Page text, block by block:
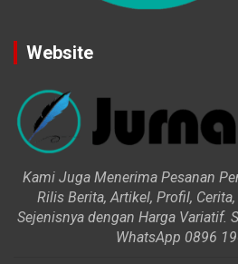
Website
Kami Juga Menerima Pesanan
Rilis Berita, Artikel, Profil,
Sejenisnya dengan Harga Variatif.
WhatsApp 0896